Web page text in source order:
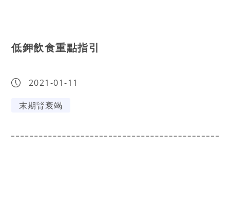
低鉀飲食重點指引
2021-01-11
末期腎衰竭